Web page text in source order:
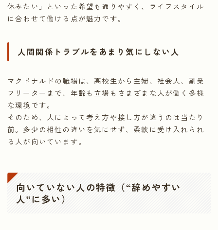
休みたい」といった希望も通りやすく、ライフスタイル
に合わせて働ける点が魅力です。
人間関係トラブルをあまり気にしない人
マクドナルドの職場は、高校生から主婦、社会人、副業
フリーターまで、年齢も立場もさまざまな人が働く多様
な環境です。
そのため、人によって考え方や接し方が違うのは当たり
前。多少の相性の違いを気にせず、柔軟に受け入れられ
る人が向いています。
向いていない人の特徴（“辞めやすい
人”に多い）